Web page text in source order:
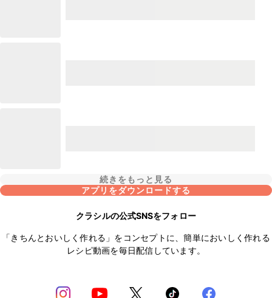
続きをもっと見る
アプリをダウンロードする
クラシルの公式SNSをフォロー
「きちんとおいしく作れる」をコンセプトに、簡単においしく作れる
レシピ動画を毎日配信しています。